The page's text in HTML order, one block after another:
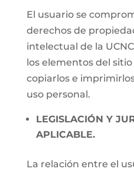
El usuario se
derechos de
intelectual de la
los elementos del
copiarlos e
uso personal.
LEGISLACIÓN Y
APLICABLE.
La relación entre el